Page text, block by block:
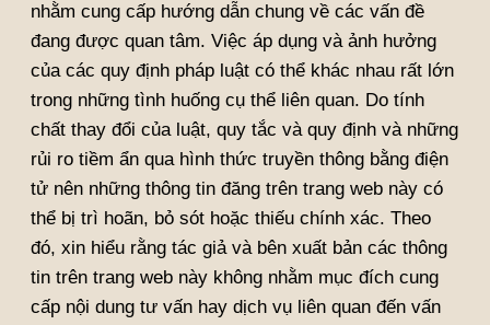
nhằm cung cấp hướng dẫn chung về các vấn đề
đang được quan tâm. Việc áp dụng và ảnh hưởng
của các quy định pháp luật có thể khác nhau rất lớn
trong những tình huống cụ thể liên quan. Do tính
chất thay đổi của luật, quy tắc và quy định và những
rủi ro tiềm ẩn qua hình thức truyền thông bằng điện
tử nên những thông tin đăng trên trang web này có
thể bị trì hoãn, bỏ sót hoặc thiếu chính xác. Theo
đó, xin hiểu rằng tác giả và bên xuất bản các thông
tin trên trang web này không nhằm mục đích cung
cấp nội dung tư vấn hay dịch vụ liên quan đến vấn